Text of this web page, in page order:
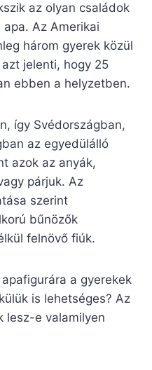
az olyan családok
Az Amerikai
három gyerek közül
jelenti, hogy 25
ebben a helyzetben.
így Svédországban,
az egyedülálló
azok az anyák,
párjuk. Az
szerint
bűnözők
felnövő fiúk.
a gyerekek
is lehetséges? Az
lesz-e valamilyen